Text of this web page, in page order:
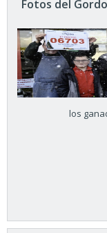
Fotos del
los